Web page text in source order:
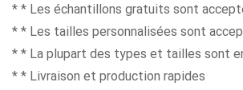
* * Les échantillons gratuits sont
* * Les tailles personnalisées sont
* * La plupart des types et tailles sont
* * Livraison et production rapides